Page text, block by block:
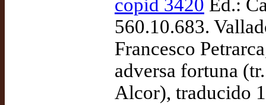
copid 3420 Ed.:
560.10.683.
Francesco
adversa fortuna
Alcor), traducido